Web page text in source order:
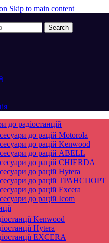
Skip to main content
Search
до радіостанцій
до рацій Motorola
до рацій Kenwood
до рацій ABELL
до рацій CHIERDA
до рацій Hytera
до рацій ТРАНСПОРТ
до рацій Excera
до рацій Icom
Kenwood
Hytera
EXCERA